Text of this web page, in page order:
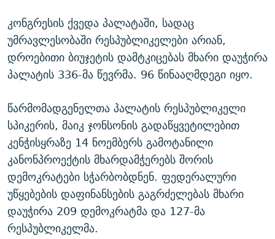
კონგრესის ქვედა პალატაში, სადაც
უმრავლესობაში რესპუბლიკელები არიან,
დროებითი ბიუჯეტის დამტკიცებას მხარი დაუჭირა
პალატის 336-მა წევრმა. 96 წინააღმდეგი იყო.
წარმომადგენელთა პალატის რესპუბლიკელი
სპიკერის, მაიკ ჯონსონის გადაწყვეტილებით
კენჭისყრაზე 14 ნოემბერს გამოტანილი
კანონპროექტის მხარდამჭერებს შორის
დემოკრატები სჭარბობდნენ. ფედერალური
უწყებების დაფინანსების გაგრძელებას მხარი
დაუჭირა 209 დემოკრატმა და 127-მა
რესპუბლიკელმა.